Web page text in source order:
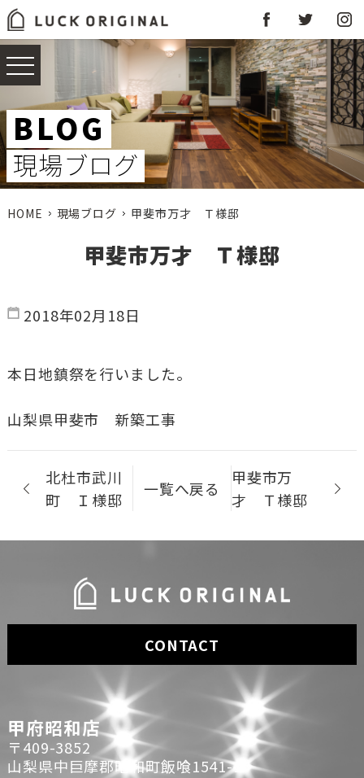
BLOG
現場ブログ
HOME 現場ブログ 甲斐市万才 Ｔ様邸
甲斐市万才 Ｔ様邸
2018年02月18日
本日地鎮祭を行いました。
山梨県甲斐市 新築工事
北杜市武川
町 Ｉ様邸
一覧へ戻る
甲斐市万
才 Ｔ様邸
CONTACT
甲府昭和店
〒409-3852
山梨県中巨摩郡昭和町飯喰1541-1